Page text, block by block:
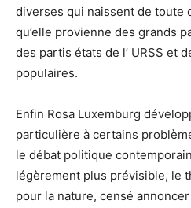
diverses qui naissent de toute
qu’elle provienne des grands
des partis états de l’ URSS et
populaires.
Enfin Rosa Luxemburg
particulière à certains
le débat politique
légèrement plus prévisible, le
pour la nature, censé